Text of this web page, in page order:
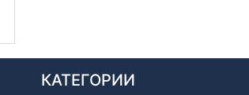
КАТЕГОРИИ